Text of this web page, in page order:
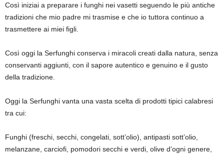
Così iniziai a preparare i funghi nei vasetti seguendo le più antiche
tradizioni che mio padre mi trasmise e che io tuttora continuo a
trasmettere ai miei figli.
Così oggi la Serfunghi conserva i miracoli creati dalla natura, senza
conservanti aggiunti, con il sapore autentico e genuino e il gusto
della tradizione.
Oggi la Serfunghi vanta una vasta scelta di prodotti tipici calabresi
tra cui:
Funghi (freschi, secchi, congelati, sott’olio), antipasti sott’olio,
melanzane, carciofi, pomodori secchi e verdi, olive d’ogni genere,